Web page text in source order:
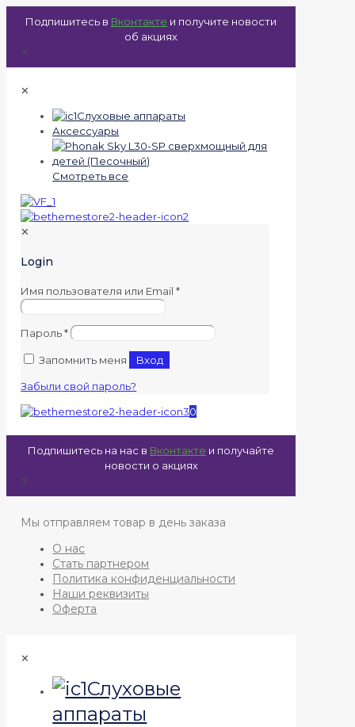
Подпишитесь в Вконтакте и получите новости
об акциях
✕
✕
Слуховые аппараты
Аксессуары
Смотреть все
✕
Login
Имя пользователя или Email*
Пароль*
Запомнить меня Вход
Забыли свой пароль?
0
Подпишитесь на нас в Вконтакте и получайте
новости о акциях
✕
Мы отправляем товар в день заказа
О нас
Стать партнером
Политика конфиденциальности
Наши реквизиты
Оферта
✕
Слуховые
аппараты